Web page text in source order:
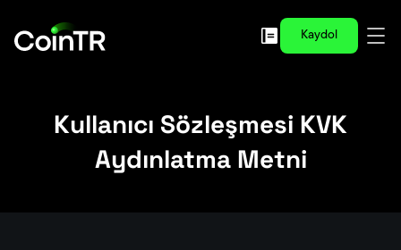
Kaydol
Kullanıcı Sözleşmesi KVK
Aydınlatma Metni